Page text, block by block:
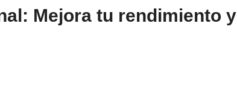
Mejora tu rendimiento y